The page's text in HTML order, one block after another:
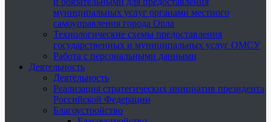
муниципальных услуг органами местного
самоуправления города Орла
Технологические схемы предоставления
государственных и муниципальных услуг ОМСУ
Работа с персональными данными
Деятельность
Деятельность
Реализация стратегических инициатив президента
Российской Федерации
Благоустройство